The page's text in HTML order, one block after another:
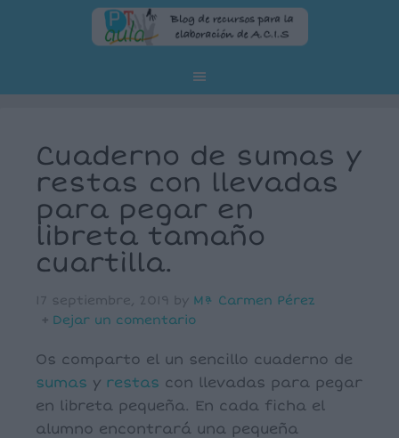
Cuaderno de sumas y
restas con llevadas
para pegar en
libreta tamaño
cuartilla.
17 septiembre, 2019 by Mª Carmen Pérez
Dejar un comentario
Os comparto el un sencillo cuaderno de
sumas y restas con llevadas para pegar
en libreta pequeña. En cada ficha el
alumno encontrará una pequeña